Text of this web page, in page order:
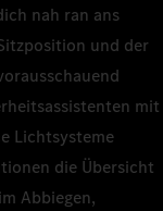
nah ran ans
und der
mit
Lichtsysteme
die Übersicht
Abbiegen,